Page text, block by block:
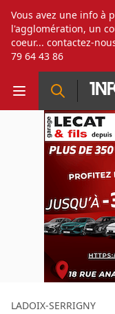
Vous avez une info à
l'agglomération, un
coeur... contactez-
79 64 43 86
LADOIX-SERRIGNY